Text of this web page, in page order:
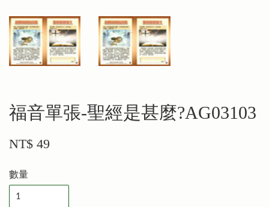
福音單張-聖經是甚麼?AG03103
NT$ 49
數量